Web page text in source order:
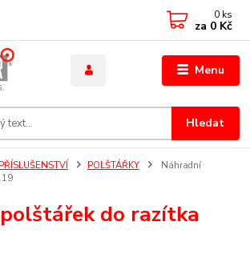
Menu
Hledat
0 ks
za 0 Kč
PŘÍSLUŠENSTVÍ POLŠTÁŘKY
Náhradní
do razítka